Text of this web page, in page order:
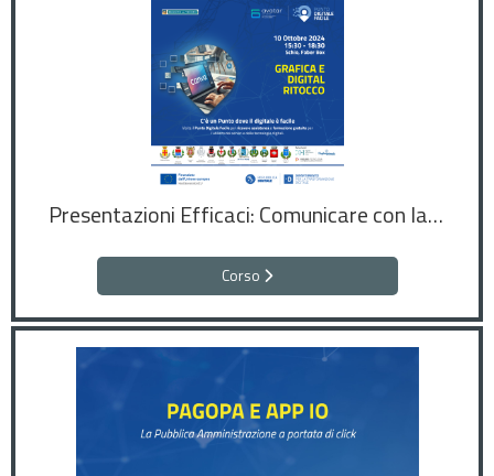
Presentazioni Efficaci: Comunicare con la Grafica
Corso